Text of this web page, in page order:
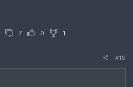
7 0 1
#19